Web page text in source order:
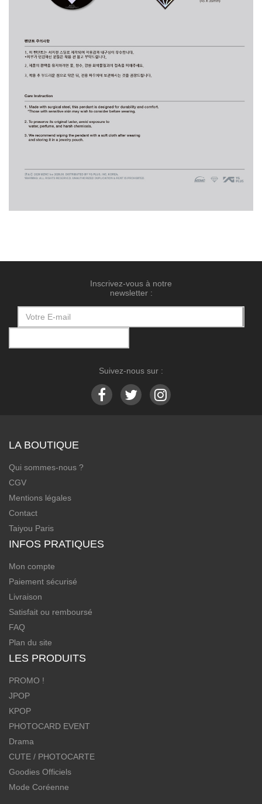
Inscrivez-vous à notre
newsletter :
Suivez-nous sur :
LA BOUTIQUE
Qui sommes-nous ?
CGV
Mentions légales
Contact
Taiyou Paris
INFOS PRATIQUES
Mon compte
Paiement sécurisé
Livraison
Satisfait ou remboursé
FAQ
Plan du site
LES PRODUITS
PROMO !
JPOP
KPOP
PHOTOCARD EVENT
Drama
CUTE / PHOTOCARTE
Goodies Officiels
Mode Coréenne